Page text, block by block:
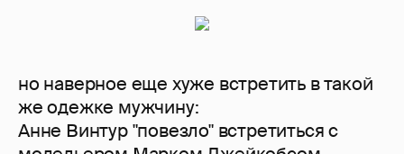
но наверное еще хуже встретить в такой
же одежке мужчину:
Анне Винтур "повезло" встретиться с